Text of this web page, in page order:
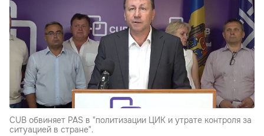
CUB обвиняет PAS в "политизации ЦИК и утрате контроля за
ситуацией в стране".